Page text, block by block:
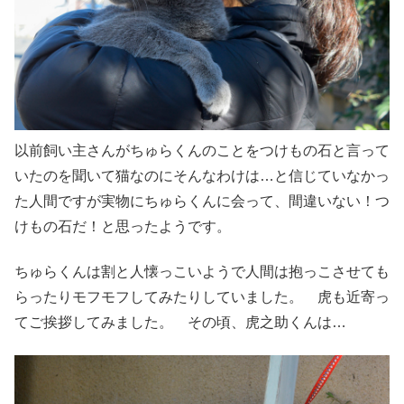
以前飼い主さんがちゅらくんのことをつけもの石と言って
いたのを聞いて猫なのにそんなわけは…と信じていなかっ
た人間ですが実物にちゅらくんに会って、間違いない！つ
けもの石だ！と思ったようです。
ちゅらくんは割と人懐っこいようで人間は抱っこさせても
らったりモフモフしてみたりしていました。 虎も近寄っ
てご挨拶してみました。 その頃、虎之助くんは…